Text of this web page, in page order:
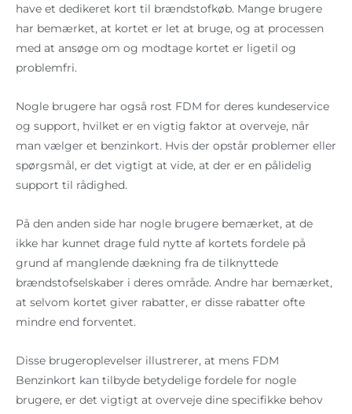
have et dedikeret kort til brændstofkøb. Mange brugere
har bemærket, at kortet er let at bruge, og at processen
med at ansøge om og modtage kortet er ligetil og
problemfri.
Nogle brugere har også rost FDM for deres kundeservice
og support, hvilket er en vigtig faktor at overveje, når
man vælger et benzinkort. Hvis der opstår problemer eller
spørgsmål, er det vigtigt at vide, at der er en pålidelig
support til rådighed.
På den anden side har nogle brugere bemærket, at de
ikke har kunnet drage fuld nytte af kortets fordele på
grund af manglende dækning fra de tilknyttede
brændstofselskaber i deres område. Andre har bemærket,
at selvom kortet giver rabatter, er disse rabatter ofte
mindre end forventet.
Disse brugeroplevelser illustrerer, at mens FDM
Benzinkort kan tilbyde betydelige fordele for nogle
brugere, er det vigtigt at overveje dine specifikke behov